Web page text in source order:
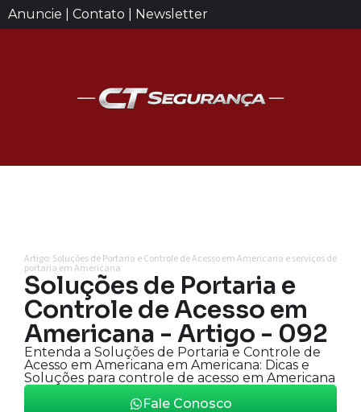
Anuncie | Contato | Newsletter
Artigo: Soluções de Portaria e Controle de Acesso em Americana e serviços de
portaria em Americana
Soluções de Portaria e
Controle de Acesso em
Americana - Artigo - 092
Entenda a Soluções de Portaria e Controle de
Acesso em Americana em Americana: Dicas e
Soluções para controle de acesso em Americana
Fale Conosco